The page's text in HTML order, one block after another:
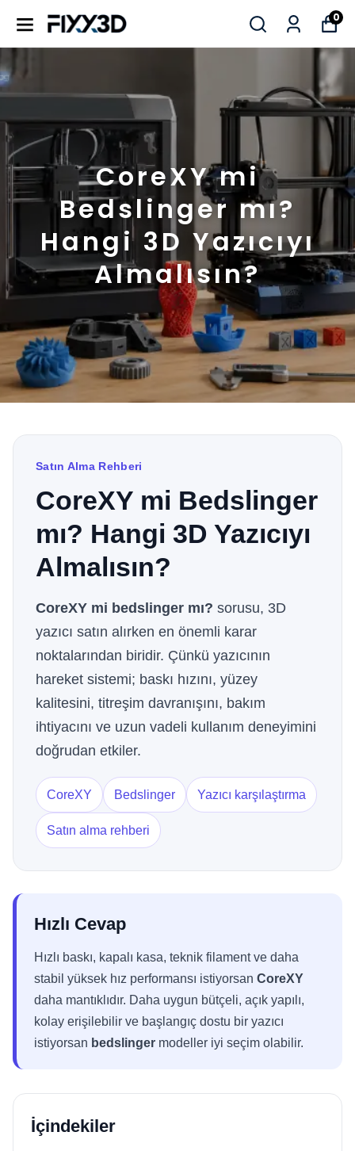
0
CoreXY mi
Bedslinger mı?
Hangi 3D Yazıcıyı
Almalısın?
Satın Alma Rehberi
CoreXY mi Bedslinger
mı? Hangi 3D Yazıcıyı
Almalısın?
CoreXY mi bedslinger mı? sorusu, 3D
yazıcı satın alırken en önemli karar
noktalarından biridir. Çünkü yazıcının
hareket sistemi; baskı hızını, yüzey
kalitesini, titreşim davranışını, bakım
ihtiyacını ve uzun vadeli kullanım deneyimini
doğrudan etkiler.
CoreXY Bedslinger Yazıcı karşılaştırma
Satın alma rehberi
Hızlı Cevap
Hızlı baskı, kapalı kasa, teknik filament ve daha
stabil yüksek hız performansı istiyorsan CoreXY
daha mantıklıdır. Daha uygun bütçeli, açık yapılı,
kolay erişilebilir ve başlangıç dostu bir yazıcı
istiyorsan bedslinger modeller iyi seçim olabilir.
İçindekiler